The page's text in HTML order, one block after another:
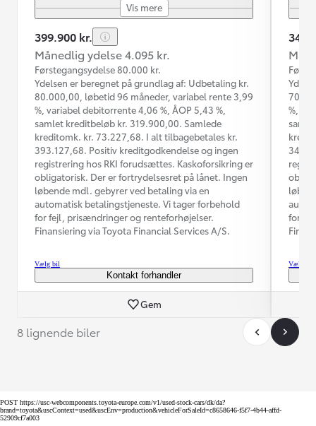
Vis mere
399.900 kr.
Månedlig ydelse 4.095 kr.
Førstegangsydelse 80.000 kr.
Ydelsen er beregnet på grundlag af: Udbetaling kr.
80.000,00, løbetid 96 måneder, variabel rente 3,99
%, variabel debitorrente 4,06 %, ÅOP 5,43 %,
samlet kreditbeløb kr. 319.900,00. Samlede
kreditomk. kr. 73.227,68. I alt tilbagebetales kr.
393.127,68. Positiv kreditgodkendelse og ingen
registrering hos RKI forudsættes. Kaskoforsikring er
obligatorisk. Der er fortrydelsesret på lånet. Ingen
løbende mdl. gebyrer ved betaling via en
automatisk betalingstjeneste. Vi tager forbehold
for fejl, prisændringer og renteforhøjelser.
Finansiering via Toyota Financial Services A/S.
Vælg bil
Kontakt forhandler
Gem
%,
for
Vælg bil
8 lignende biler
POST https://usc-webcomponents.toyota-europe.com/v1/used-stock-cars/dk/da?
brand=toyota&uscContext=used&uscEnv=production&vehicleForSaleId=c8658646-f5f7-4b44-affd-
52909cf7a003